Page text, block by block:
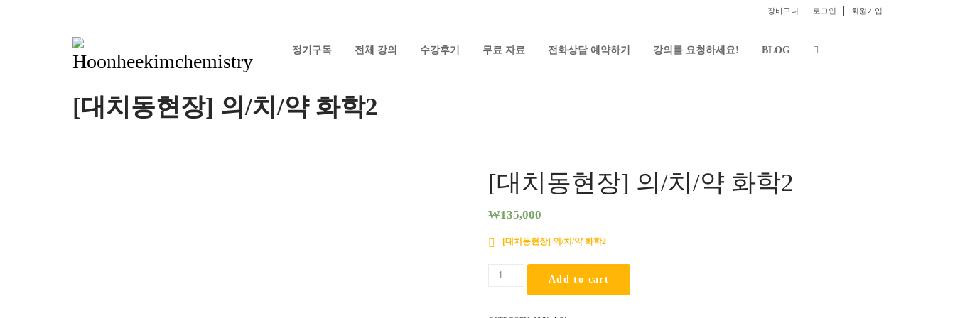
로그인 회원가입
장바구니
정기구독 전체 강의 수강후기 무료 자료 전화상담 예약하기 강의를 요청하세요! BLOG
[대치동현장] 의/치/약 화학2
[대치동현장] 의/치/약 화학2
₩135,000
[대치동현장] 의/치/약 화학2
[대
Add to cart